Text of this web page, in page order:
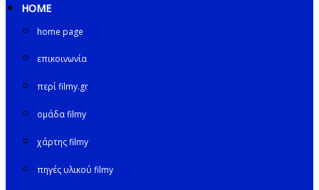
HOME
home page
επικοινωνία
περί filmy.gr
ομάδα filmy
χάρτης filmy
πηγές υλικού filmy